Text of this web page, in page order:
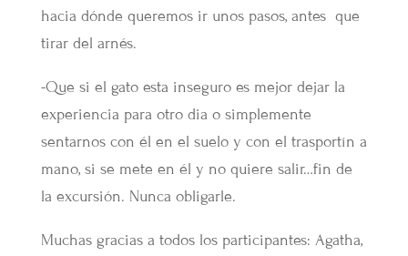
hacia dónde queremos ir unos pasos, antes que
tirar del arnés.
-Que si el gato esta inseguro es mejor dejar la
experiencia para otro dia o simplemente
sentarnos con él en el suelo y con el trasportín a
mano, si se mete en él y no quiere salir…fin de
la excursión. Nunca obligarle.
Muchas gracias a todos los participantes: Agatha,